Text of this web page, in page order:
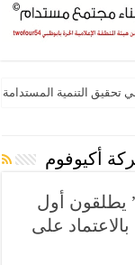
تحقيق التنمية المستدامة
أكيوفوم
يطلقون أول
على